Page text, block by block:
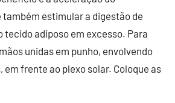
estimular a digestão de
tecido adiposo em excesso. Para
unidas em punho, envolvendo
em frente ao plexo solar. Coloque as